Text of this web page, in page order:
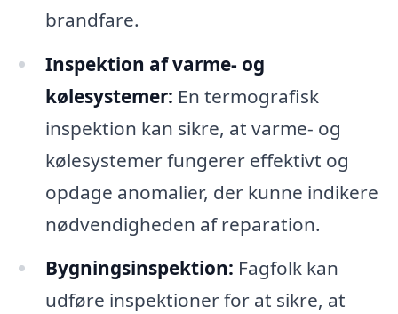
brandfare.
Inspektion af varme- og
kølesystemer: En termografisk
inspektion kan sikre, at varme- og
kølesystemer fungerer effektivt og
opdage anomalier, der kunne indikere
nødvendigheden af reparation.
Bygningsinspektion: Fagfolk kan
udføre inspektioner for at sikre, at